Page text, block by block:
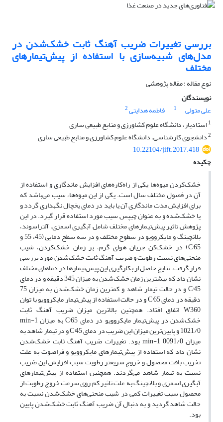
بررسی تغییرات ضریب آهنگ ثابت خشک‌شدن در
مدل‌های شبیه‌سازی با استفاده از پیش‌تیمارهای
مختلف
نوع مقاله : مقاله پژوهشی
نویسندگان
علی متولی
1 فاطمه هدایتی2
1استادیار، دانشگاه علوم کشاورزی و منابع طبیعی ساری
2دانشجوی کارشناسی، دانشگاه علوم کشاورزی و منابع طبیعی ساری
10.22104/jift.2017.418
چکیده
خشک‌کردن میوه‌ها یکی از راه‌کاره‌های افزایش ماندگاری و استفاده از
آن در فصول مختلف سال است. یکی از این میوه‌ها، سیب می‌باشد که
برای افزایش مدت ماندگاری آن یا باید در دمای یخچال نگهداری گردد و
یا خشک‌شده و به عنوان چیپس سیب مورد استفاده قرار گیرد. در این
پژوهش تاثیر پیش‌تیمارهای مختلف شامل آبگیری اسمزی، آلتراسوند،
بلانچینگ و مایکروویو در سطوح مختلف و در سه سطح دمایی (45، 55 و
C°65) در خشک‌کن جریان هوای گرم، بر زمان خشک‌کردن، شیب
منحنی‌های نسبت رطوبت و ضریب آهنگ ثابت خشک‌شدن مورد بررسی
قرار گرفت. نتایج حاصل از بکارگیری این پیش‌تیمارها در دماهای مختلف
نشان داد که بیشترین زمان خشک‌شدن به میزان 345 دقیقه و در دمای
C°45 و در حالت تیمار شاهد و کمترین زمان خشک‌شدن به میزان 75
دقیقه در دمای C°65 و در حالت استفاده از پیش‌تیمار مایکروویو با توان
W360 اتفاق افتاد. همچنین بالاترین میزان ضریب آهنگ ثابت
خشک‌شدن در پیش‌تیمار مایکروویو در دمای C°65 به میزان min-1
1021/0 و پایین‌ترین میزان این ضریب در دمای C°45 و در تیمار شاهد به
میزان min-1 0091/0 بود. تغییرات ضریب آهنگ ثابت خشک‌شدن
نشان داد که استفاده از پیش‌تیمارهای مایکروویو و فراصوت به علت
تخریب بافت محصول و خروج سریعتر رطوبت سبب افزایش این ضریب
نسبت به تیمار شاهد می‌گردند. همچنین استفاده از پیش‌تیمارهای
آبگیری اسمزی و بلانچینگ به علت تاثیر کم روی سرعت خروج رطوبت از
محصول سبب تغییرات کمی در شیب منحنی‌های خشک‌شدن نسبت به
حالت شاهد گردید و به دنبال آن ضریب آهنگ ثابت خشک‌شدن پایین
بود.